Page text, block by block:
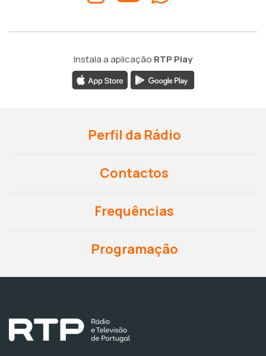
Instala a aplicação RTP Play
Perfil da Rádio
Contactos
Frequências
Programação